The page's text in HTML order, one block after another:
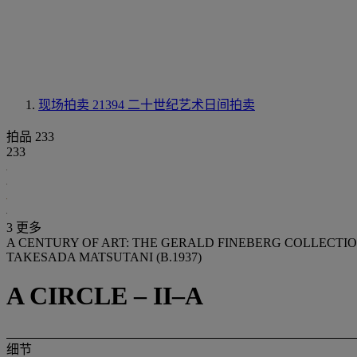
现场拍卖 21394 二十世纪艺术日间拍卖
拍品 233
233
3 更多
A CENTURY OF ART: THE GERALD FINEBERG
TAKESADA MATSUTANI (B.1937)
A CIRCLE – II–A
细节